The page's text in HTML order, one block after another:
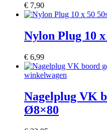
€ 7,90
Nylon Plug 10 x
€ 6,99
winkelwagen
Nagelplug VK
Ø8×80